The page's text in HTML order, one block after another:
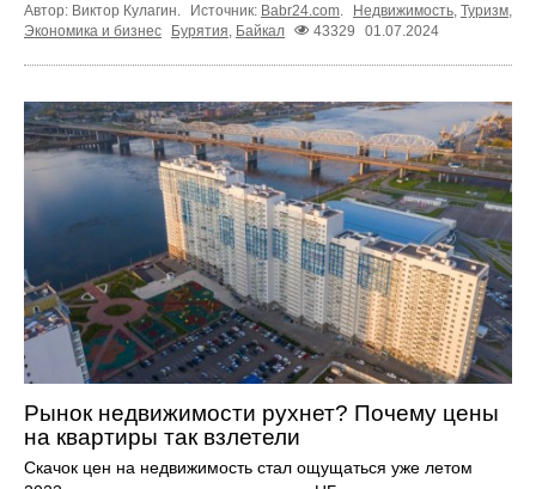
Автор: Виктор Кулагин. Источник: Babr24.com Недвижимость Туризм
Экономика и бизнес
Бурятия Байкал 43329 01.07.2024
Рынок недвижимости рухнет? Почему цены
на квартиры так взлетели
Скачок цен на недвижимость стал ощущаться уже летом